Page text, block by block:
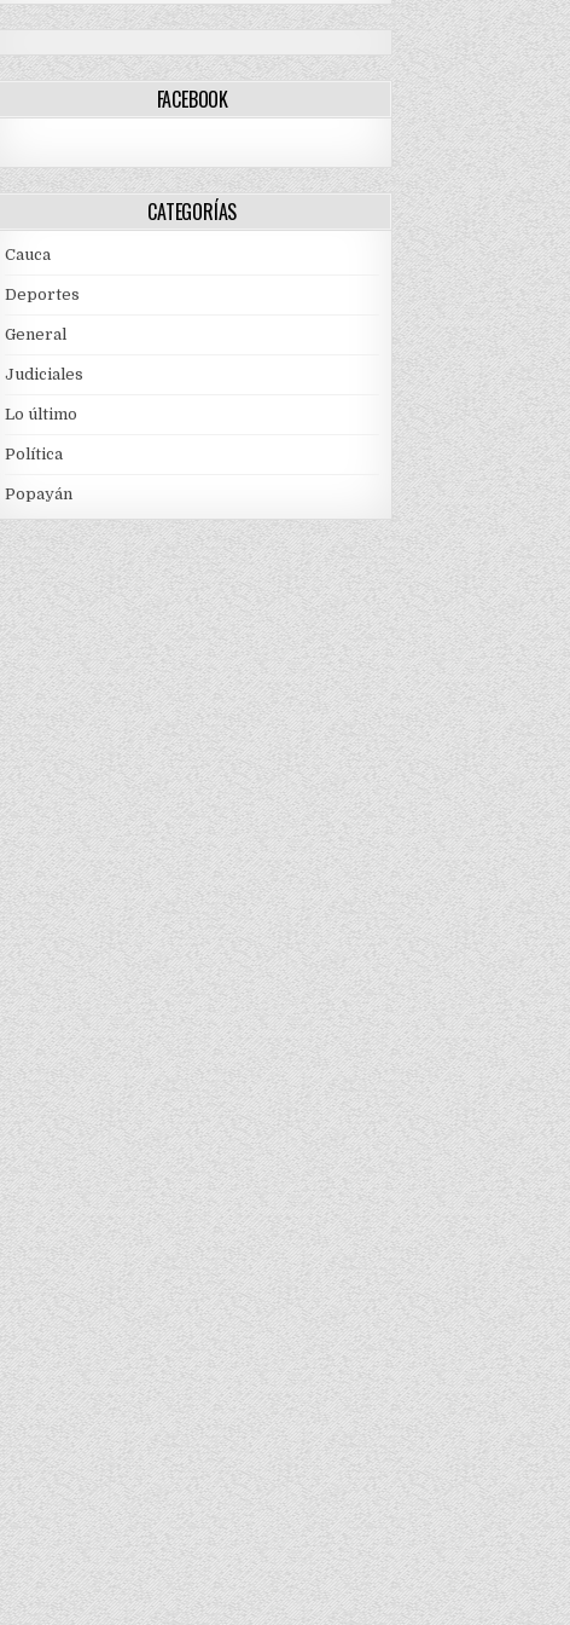
FACEBOOK
CATEGORÍAS
Cauca
Deportes
General
Judiciales
Lo último
Política
Popayán